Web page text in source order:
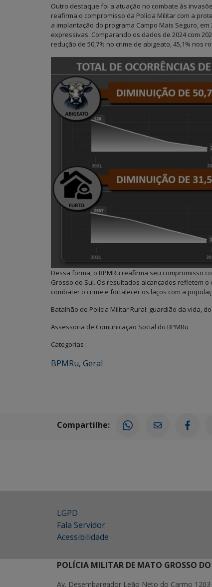
Outro destaque foi a atuação no combate às
reafirma o compromisso da Polícia Militar com a
a implantação do programa Campo Mais Seguro,
expressivas. Comparando os dados de 2024 com
redução de 50,7% no crime de abigeato, 45,1% nos
Dessa forma, o BPMRu reafirma seu compromisso
Grosso do Sul. Os resultados alcançados refletem
combater o crime e fortalecer os laços com a
Batalhão de Polícia Militar Rural: guardião da vida,
Assessoria de Comunicação Social do BPMRu
Categorias :
BPMRu, Geral
Compartilhe:
LGPD
Fala Servidor
Acessibilidade
POLÍCIA MILITAR DE MATO GROSSO
Av. Desembargador Leão Neto do Carmo 1203